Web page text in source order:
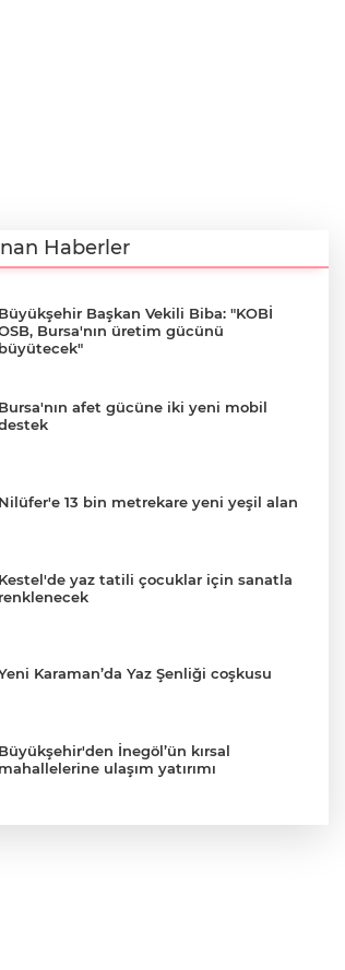
Haberler
Büyükşehir Başkan Vekili Biba: "KOBİ
Bursa'nın üretim gücünü
büyütecek"
Bursa'nın afet gücüne iki yeni mobil
Nilüfer'e 13 bin metrekare yeni yeşil alan
Kestel'de yaz tatili çocuklar için sanatla
renklenecek
Karaman’da Yaz Şenliği coşkusu
Büyükşehir'den İnegöl’ün kırsal
mahallelerine ulaşım yatırımı